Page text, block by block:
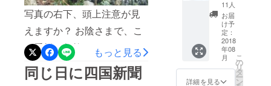
の皆さんも、 あの家が直る
のだから、うちも直る、と
勇気が出たことでしょう。
私も皆様からがんばれ、と
言うご支援、勇気を頂きま
ます。 早く撤収していただ
かないと要らぬ心配をさせ
てしまう。 さて、 この度頂
きました皆様からのメッ
セージは、実体験や男木島
写真の右下、頭上注意が見
えますか？ お陰さまで、こ
の看板、何故ここに？ とい
う状態になりました。基礎
をコンクリでやり直し、せ
もっと見る
同じ日に四国新聞
と喜ば
れてお
りま
す。男
木島の
昔なが
らの栽
培方法
で私が
11人
お届
け予
定：
2018
年08
月
詳細を見る
こ
の
リ
タ
ー
ン